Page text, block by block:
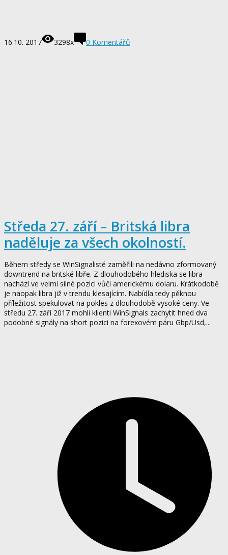
16.10. 2017 3298x 0 Komentářů
Středa 27. září – Britská libra
naděluje za všech okolností.
Během středy se WinSignalisté zaměřili na nedávno zformovaný
downtrend na britské libře. Z dlouhodobého hlediska se libra
nachází ve velmi silné pozici vůči americkému dolaru. Krátkodobě
je naopak libra již v trendu klesajícím. Nabídla tedy pěknou
příležitost spekulovat na pokles z dlouhodobě vysoké ceny. Ve
středu 27. září 2017 mohli klienti WinSignals zachytit hned dva
podobné signály na short pozici na forexovém páru Gbp/Usd,...